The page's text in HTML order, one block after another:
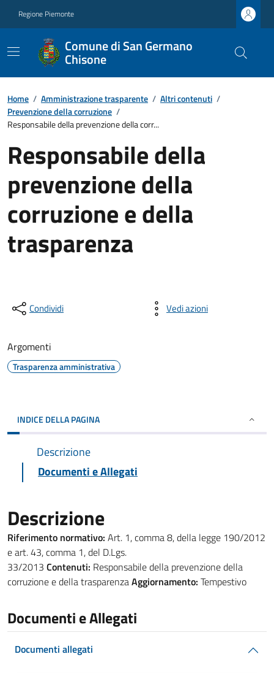
Regione Piemonte
Comune di San Germano
Chisone
Home / Amministrazione trasparente / Altri contenuti /
Prevenzione della corruzione /
Responsabile della prevenzione della corr...
Responsabile della
prevenzione della
corruzione e della
trasparenza
Condividi Vedi azioni
Argomenti
Trasparenza amministrativa
INDICE DELLA PAGINA
Descrizione
Documenti e Allegati
Descrizione
Riferimento normativo: Art. 1, comma 8, della legge 190/2012
e art. 43, comma 1, del D.Lgs.
33/2013 Contenuti: Responsabile della prevenzione della
corruzione e della trasparenzaAggiornamento: Tempestivo
Documenti e Allegati
Documenti allegati